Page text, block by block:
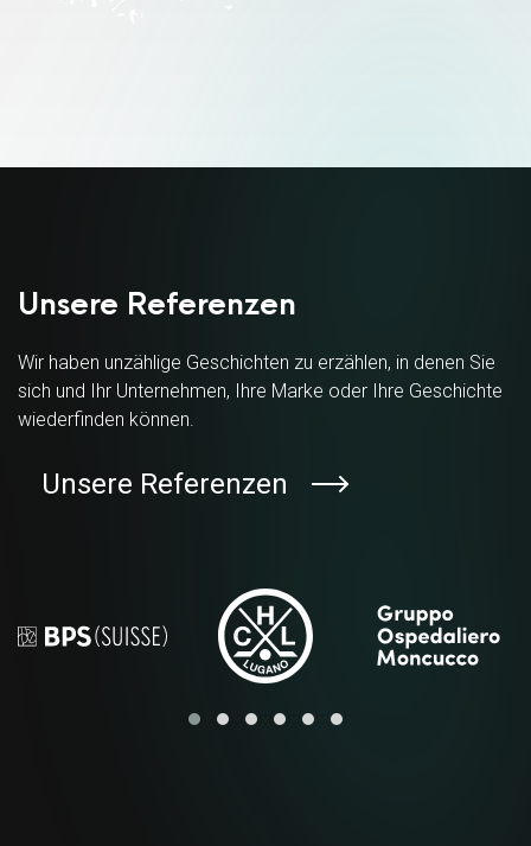
Unsere Referenzen
Wir haben unzählige Geschichten zu erzählen, in denen Sie
sich und Ihr Unternehmen, Ihre Marke oder Ihre Geschichte
wiederfinden können.
Unsere Referenzen